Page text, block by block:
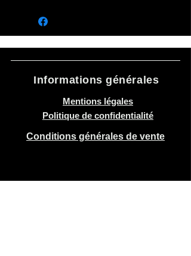
Informations générales
Mentions légales
Politique de confidentialité
Conditions générales de vente